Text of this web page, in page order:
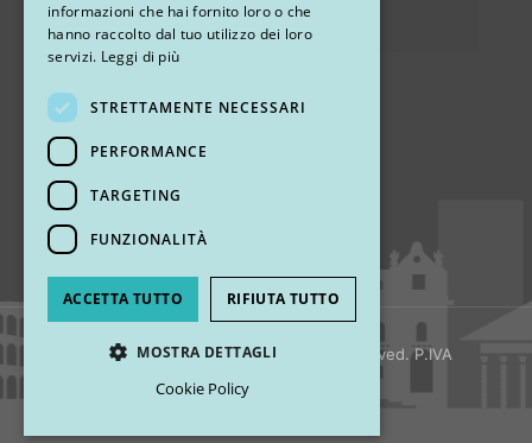
Ci trovi
© 2018 My Rhinoplasty. All Rights Reserved. P.IVA
informazioni che hai fornito loro o che
hanno raccolto dal tuo utilizzo dei loro
servizi. Leggi di più
STRETTAMENTE NECESSARI
PERFORMANCE
TARGETING
FUNZIONALITÀ
ACCETTA TUTTO RIFIUTA TUTTO
MOSTRA DETTAGLI
Strettamente necessari Performance
Cookie Policy